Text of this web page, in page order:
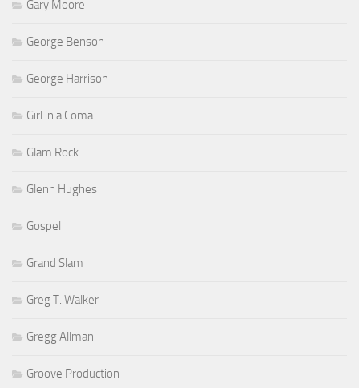
Gary Moore
George Benson
George Harrison
Girl in a Coma
Glam Rock
Glenn Hughes
Gospel
Grand Slam
Greg T. Walker
Gregg Allman
Groove Production